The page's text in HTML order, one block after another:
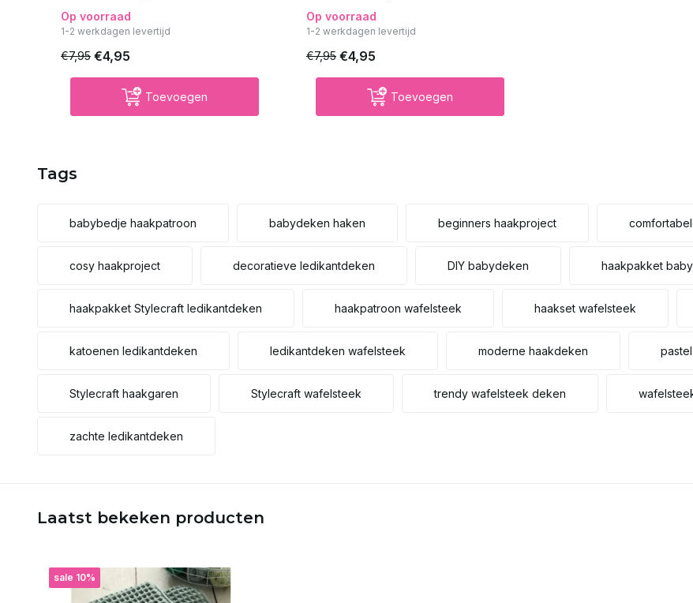
Op voorraad
1-2 werkdagen levertijd
€7,95 €4,95
Toevoegen
Op voorraad
1-2 werkdagen levertijd
€7,95 €4,95
Toevoegen
Tags
babybedje haakpatroon babydeken haken beginners haakproject
cosy haakproject decoratieve ledikantdeken DIY babydeken haakpakket
haakpakket Stylecraft ledikantdeken haakpatroon wafelsteek haakset wafelsteek
katoenen ledikantdeken ledikantdeken wafelsteek moderne haakdeken
Stylecraft haakgaren Stylecraft wafelsteek trendy wafelsteek deken
zachte ledikantdeken
Laatst bekeken producten
sale 10%